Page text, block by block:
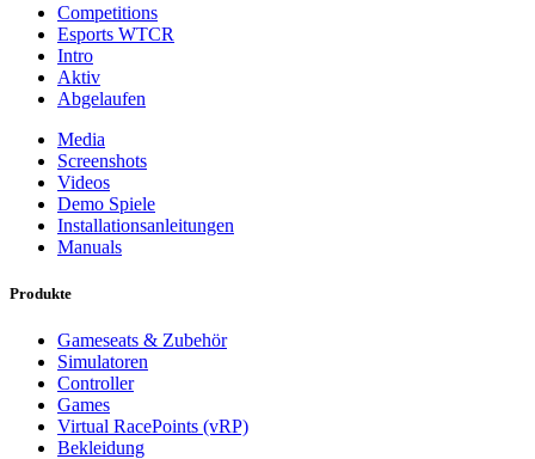
Competitions
Esports WTCR
Intro
Aktiv
Abgelaufen
Media
Screenshots
Videos
Demo Spiele
Installationsanleitungen
Manuals
Produkte
Gameseats & Zubehör
Simulatoren
Controller
Games
Virtual RacePoints (vRP)
Bekleidung